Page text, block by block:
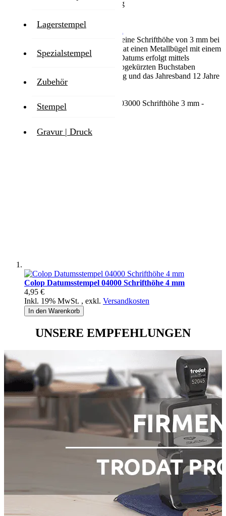
Lagerstempel
Spezialstempel
Zubehör
Stempel
Gravur | Druck
Zum Anfang der Bildgalerie springen
Der Colop Datumstempel 03000 hat eine Schrifthöhe von 3 mm bei
einer Abdruckbreite von 20 mm. Er hat einen Metallbügel mit einem
Kunststoffgriff. Die Einstellung des Datums erfolgt mittels
Antriebsrädern. Der Monat wird in abgekürzten Buchstaben
angezeigt. Die Jahreszahl ist vierstellig und das Jahresband 12 Jahre
gültig.
für Colop Datumsstempel 03000 Schrifthöhe 3 mm -
Bestellen Sie im nächsten Schritt
Für Sie ausgewählt
Colop Datumsstempel 04000 Schrifthöhe 4 mm
4,95 €
Inkl. 19% MwSt. , exkl. Versandkosten
In den Warenkorb
UNSERE EMPFEHLUNGEN